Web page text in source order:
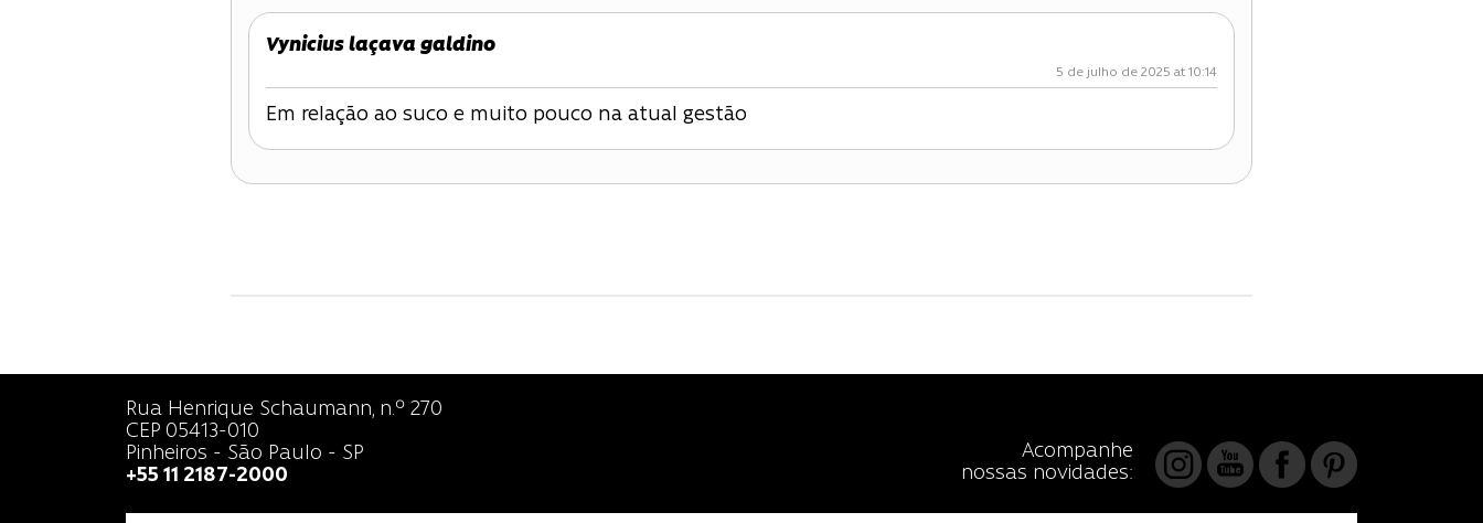
Vynicius laçava galdino
5 de julho de 2025 at 10:14
Em relação ao suco e muito pouco na atual gestão
Rua Henrique Schaumann, n.º 270
CEP 05413-010
Pinheiros - São Paulo - SP
+55 11 2187-2000
Acompanhe
nossas novidades: